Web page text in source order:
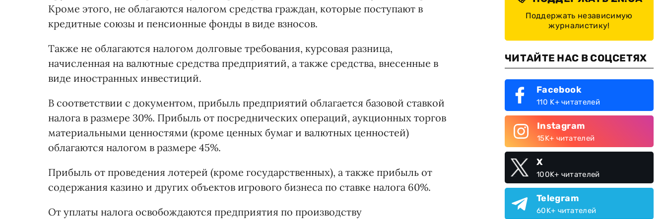
Кроме этого, не облагаются налогом средства граждан, которые поступают в
кредитные союзы и пенсионные фонды в виде взносов.
Также не облагаются налогом долговые требования, курсовая разница,
начисленная на валютные средства предприятий, а также средства, внесенные в
виде иностранных инвестиций.
В соответствии с документом, прибыль предприятий облагается базовой ставкой
налога в размере 30%. Прибыль от посреднических операций, аукционных торгов
материальными ценностями (кроме ценных бумаг и валютных ценностей)
облагаются налогом в размере 45%.
Прибыль от проведения лотерей (кроме государственных), а также прибыль от
содержания казино и других объектов игрового бизнеса по ставке налога 60%.
От уплаты налога освобождаются предприятия по производству
Поддержать независимую
журналистику!
ЧИТАЙТЕ НАС В СОЦСЕТЯХ
Facebook
110 K+ читателей
Instagram
15K+ читателей
X
100K+ читателей
Telegram
60K+ читателей